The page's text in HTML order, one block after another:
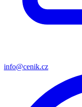
info@cenik.cz